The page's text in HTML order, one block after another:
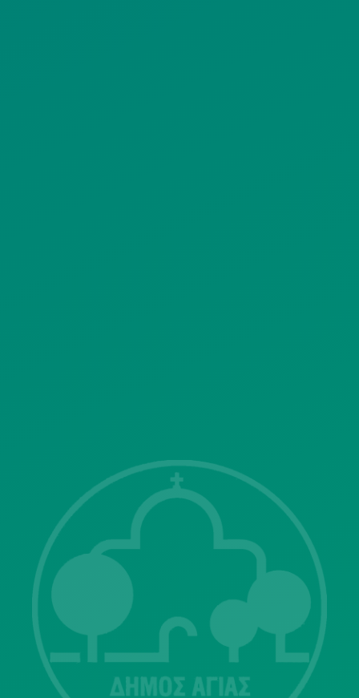
Λ. Μεσογείων 415-417 Τ.Κ.15343
Αγία Παρασκευή
213 2004500